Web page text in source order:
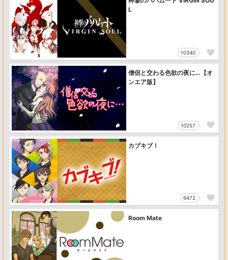
L
10340
僧侶と交わる色欲の夜に…【オ
ンエア版】
10257
カブキブ！
9472
Room Mate